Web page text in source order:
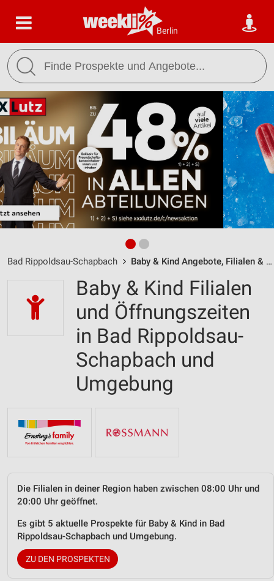
Berlin
Bad Rippoldsau-Schapbach Baby & Kind Angebote, Filialen & Öffnungszeiten
Baby & Kind Filialen
und Öffnungszeiten
in Bad Rippoldsau-
Schapbach und
Umgebung
Die Filialen in deiner Region haben zwischen 08:00 Uhr und
20:00 Uhr geöffnet.
Es gibt 5 aktuelle Prospekte für Baby & Kind in Bad
Rippoldsau-Schapbach und Umgebung.
ZU DEN PROSPEKTEN